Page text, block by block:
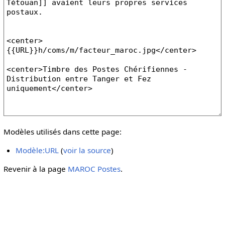
Modèles utilisés dans cette page:
Modèle:URL (voir la source)
Revenir à la page MAROC Postes.